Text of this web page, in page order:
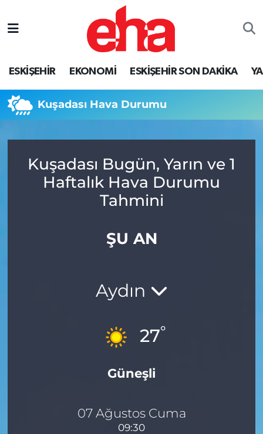
ESKİŞEHİR EKONOMİ ESKİŞEHİR SON DAKİKA
Kuşadası Hava Durumu
Kuşadası Bugün, Yarın ve 1
Haftalık Hava Durumu
Tahmini
ŞU AN
Aydın
27°
Güneşli
07 Ağustos Cuma
09:30